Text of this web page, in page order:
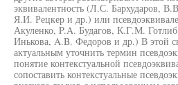
эквивалентность (Л.С. Бархударов,
Я.И. Рецкер и др.) или
Акуленко, P.A. Будагов, К.Г.М.
Инькова, A.B. Федоров и др.) В этой
актуальным уточнить термин
понятие контекстуальной
сопоставить контекстуальные